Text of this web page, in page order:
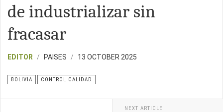
de industrializar sin
fracasar
EDITOR PAISES 13 OCTOBER 2025
BOLIVIA CONTROL CALIDAD
NEXT ARTICLE